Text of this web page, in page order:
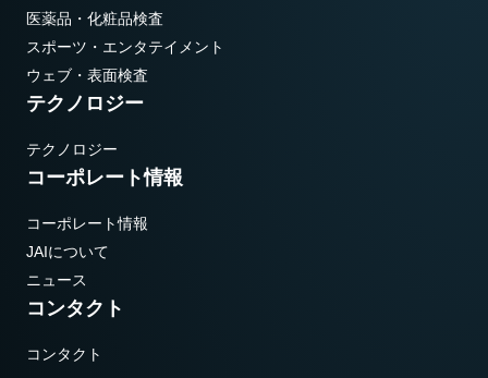
医薬品・化粧品検査
スポーツ・エンタテイメント
ウェブ・表面検査
テクノロジー
テクノロジー
コーポレート情報
コーポレート情報
JAIについて
ニュース
コンタクト
コンタクト